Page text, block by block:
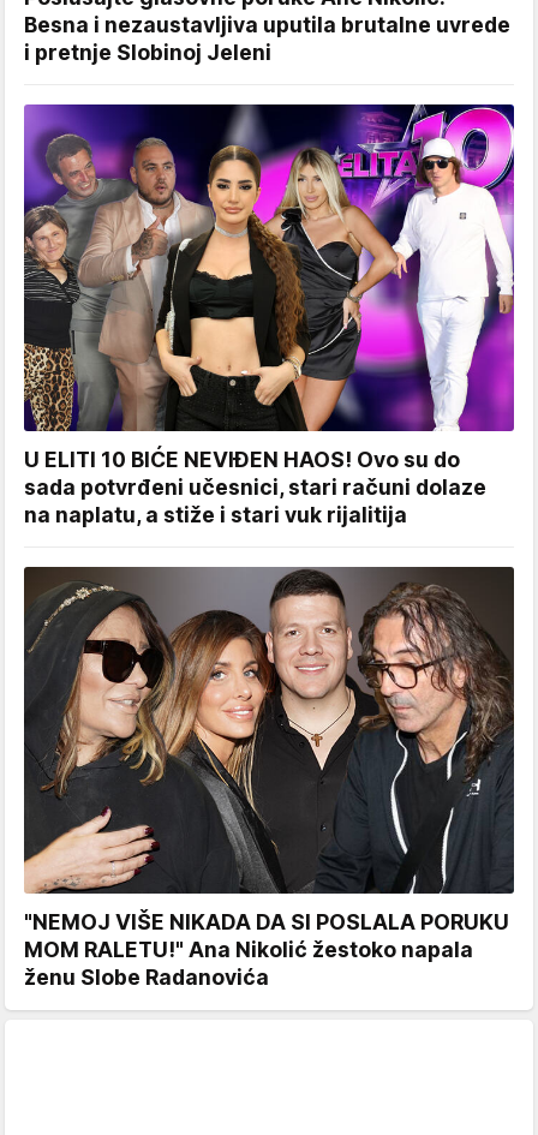
Besna i nezaustavljiva uputila brutalne uvrede
i pretnje Slobinoj Jeleni
U ELITI 10 BIĆE NEVIĐEN HAOS! Ovo su do
sada potvrđeni učesnici, stari računi dolaze
na naplatu, a stiže i stari vuk rijalitija
"NEMOJ VIŠE NIKADA DA SI POSLALA PORUKU
MOM RALETU!" Ana Nikolić žestoko napala
ženu Slobe Radanovića